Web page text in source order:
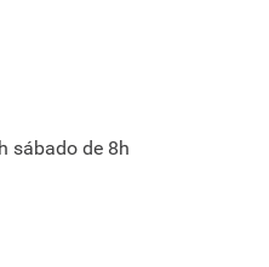
sábado de 8h